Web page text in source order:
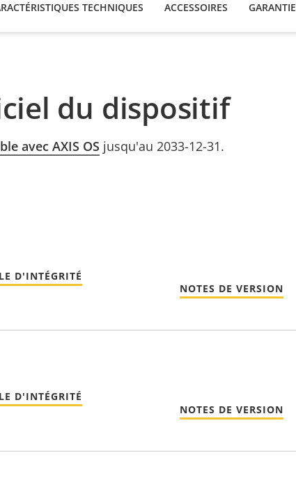
TECHNIQUES ACCESSOIRES GARANTIE
du dispositif
avec AXIS OS jusqu'au 2033-12-31.
D'INTÉGRITÉ
NOTES DE VERSION
D'INTÉGRITÉ
NOTES DE VERSION